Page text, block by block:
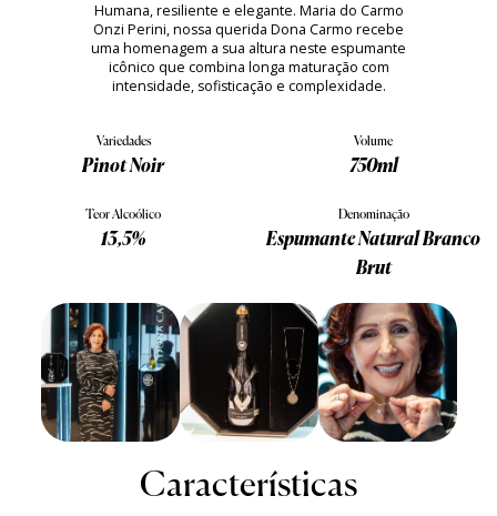
Humana, resiliente e elegante. Maria do Carmo
Onzi Perini, nossa querida Dona Carmo recebe
uma homenagem a sua altura neste espumante
icônico que combina longa maturação com
intensidade, sofisticação e complexidade.
Variedades
Pinot Noir
Volume
750ml
Teor Alcoólico
13,5%
Denominação
Espumante Natural Branco
Brut
Características